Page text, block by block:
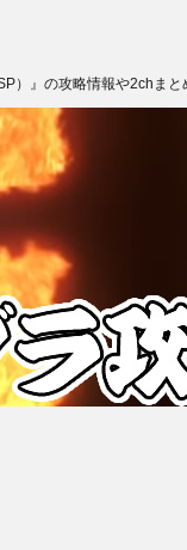
）』の攻略情報や2chまと